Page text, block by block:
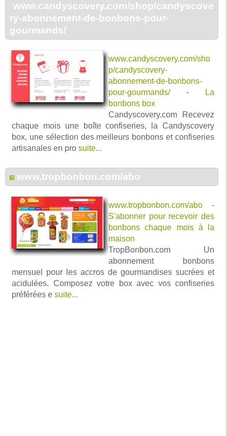
www.candyscovery.com/shop/candyscove
ry-abonnement-de-bonbons-pour-
gourmands/
www.candyscovery.com/sho
p/candyscovery-
abonnement-de-bonbons-
pour-gourmands/-
La
bonbons box
Candyscovery.com Recevez
chaque mois une boîte confiseries, la Candyscovery
box, une sélection des meilleurs bonbons et confiseries
artisanales en pro suite...
www.tropbonbon.com/abo
www.tropbonbon.com/abo -
S'abonner pour recevoir des
bonbons chaque mois à la
maison
TropBonbon.com Un
abonnement bonbons
mensuel pour les accros de gourmandises sucrées et
acidulées. Composez votre box avec vos confiseries
préférées e suite...